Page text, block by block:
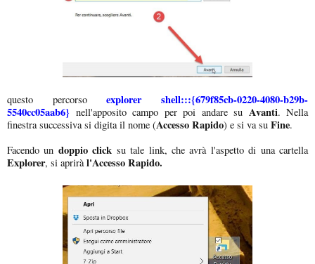
questo percorsoexplorer shell:::{679f85cb-0220-4080-b29b-
5540cc05aab6} nell'apposito campo per poi andare su Avanti. Nella
finestra successiva si digita il nome (Accesso Rapido) e si va su Fine.
Facendo un doppio click su tale link, che avrà l'aspetto di una cartella
Explorer, si apriràl'Accesso Rapido.